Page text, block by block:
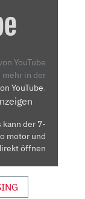
YouTube
mehr in der
YouTube.
kann der 7-
motor und
öffnen